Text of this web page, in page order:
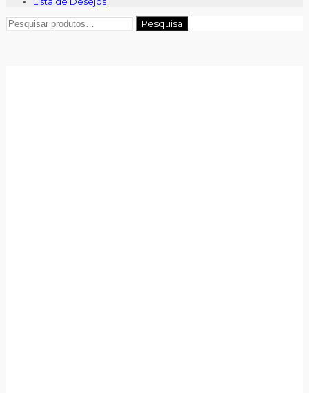
Pesquisar
por:
Pesquisa